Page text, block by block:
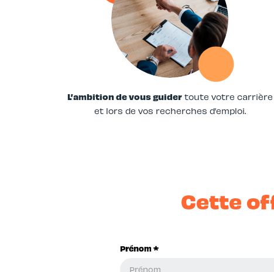
L’ambition de vous guidertoute votre carrière
et lors de vos recherches d’emploi.
Cette
Prénom *